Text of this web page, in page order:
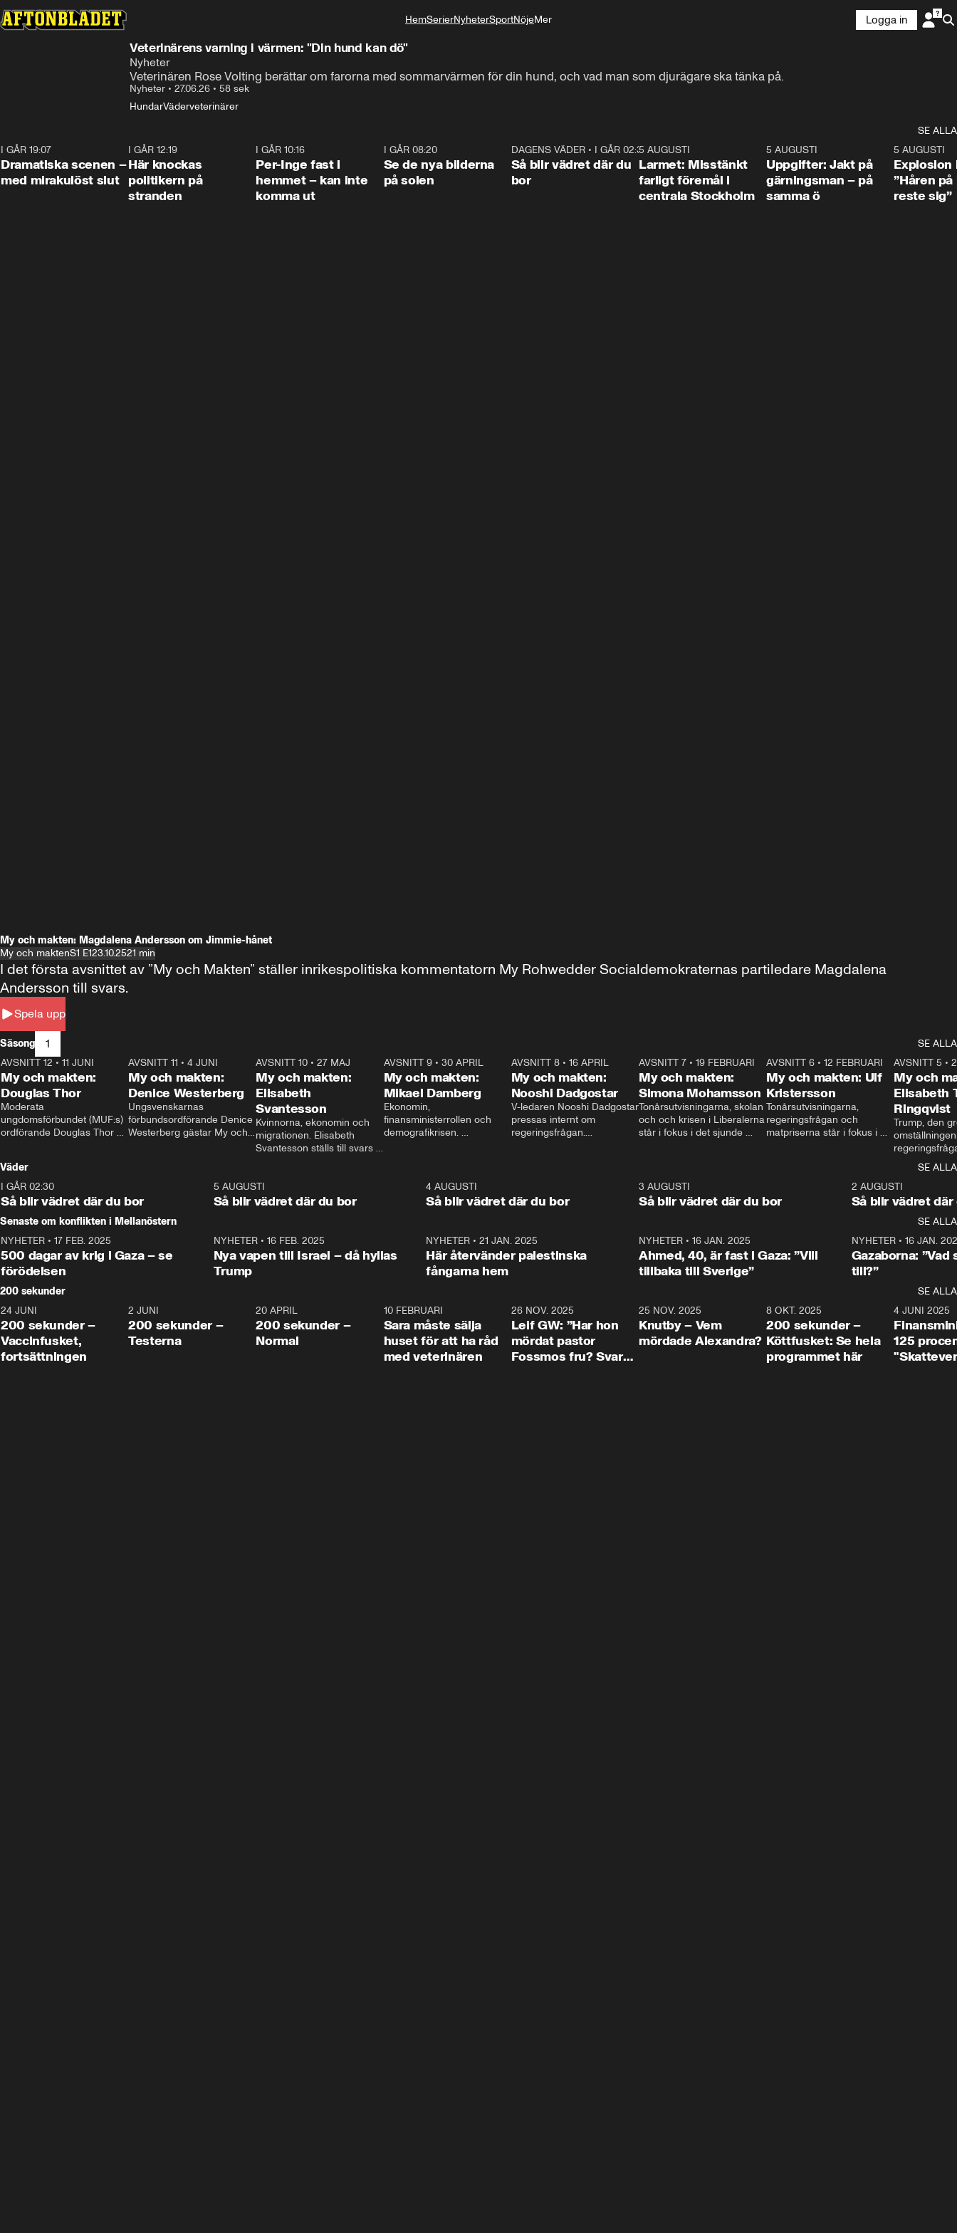
HemSerierNyheterSportNöjeMer
Logga in
Veterinärens varning i värmen: "Din hund kan dö"
Nyheter
Veterinären Rose Volting berättar om farorna med sommarvärmen för din hund, och vad man som djurägare ska tänka på.
Nyheter • 27.06.26 • 58 sek
HundarVäderveterinärer
SE ALLA
I GÅR 19:07
Dramatiska scenen –
med mirakulöst slut
I GÅR 12:19
Här knockas
politikern på
stranden
I GÅR 10:16
Per-Inge fast i
hemmet – kan inte
komma ut
I GÅR 08:20
Se de nya bilderna
på solen
1:06
DAGENS VÄDER• I GÅR 02:30
Så blir vädret där du
bor
0:35
5 AUGUSTI
Larmet: Misstänkt
farligt föremål i
centrala Stockholm
0:33
5 AUGUSTI
Uppgifter: Jakt på
gärningsman – på
samma ö
5 AUGUSTI
Explosion
”Håren
reste sig”
My och makten: Magdalena Andersson om Jimmie-hånet
My och maktenS1 E123.10.2521 min
Spela upp
I det första avsnittet av ”My och Makten” ställer inrikespolitiska kommentatorn My Rohwedder Socialdemokraternas partiledare Magdalena
Andersson till svars.
Säsong 1
SE ALLA
26:27
AVSNITT 12 • 11 JUNI
My och makten:
Douglas Thor
Moderata
ungdomsförbundet (MUF:s)
ordförande Douglas Thor
tonårsutvisningarna och hur
Moderaterna ska locka
väljare till valet i höst.
23:40
AVSNITT 11 •4 JUNI
My och makten:
Denice Westerberg
Ungsvenskarnas
förbundsordförande Denice
Westerberg gästar My och
AVSNITT 10 •27 MAJ
My och makten:
Elisabeth
Svantesson
Kvinnorna, ekonomin och
migrationen. Elisabeth
Svantesson ställs till svars
AVSNITT 9• 30 APRIL
My och makten:
Mikael Damberg
Ekonomin,
finansministerrollen och
demografikrisen.
och Makten.
AVSNITT 8• 16 APRIL
My och makten:
Nooshi Dadgostar
V-ledaren Nooshi Dadgostar
pressas internt om
regeringsfrågan.
– Vi ställer upp i val. Ska vi
vara med så sitter vi förstås
24:30
AVSNITT 7• 19 FEBRUARI
My och makten:
Simona Mohamsson
Tonårsutvisningarna, skolan
och och krisen i Liberalerna
står i fokus i det sjunde
kommentator My
Rohwedder ställer
utbildnings- och
Mohamsson till svars.
27:30
AVSNITT 6 •12 FEBRUARI
My och makten: Ulf
Kristersson
Tonårsutvisningarna,
regeringsfrågan och
matpriserna står i fokus i
Rohwedder ställer
statsminister Ulf Kristersson
AVSNITT 5 •
My och
Elisabeth
Ringqvist
Trump, den
centrum i
avsnittet av
Makten”. Se
Aftonbladets
Rohwedder
Thand Ring
Väder
SE ALLA
I GÅR 02:30
Så blir vädret där du bor
1:06
5 AUGUSTI
Så blir vädret där du bor
4 AUGUSTI
Så blir vädret där du bor
3 AUGUSTI
Så blir vädret där du bor
2 AUGUSTI
Så blir vädret där
Senaste om konflikten i Mellanöstern
SE ALLA
NYHETER • 17 FEB. 2025
500 dagar av krig i Gaza – se
förödelsen
NYHETER• 16 FEB. 2025
Nya vapen till Israel – då hyllas
Trump
NYHETER •21 JAN. 2025
Här återvänder palestinska
fångarna hem
NYHETER• 16 JAN. 2025
Ahmed, 40, är fast i Gaza: ”Vill
tillbaka till Sverige”
NYHETER• 16 JAN.
Gazaborna:
till?”
200 sekunder
SE ALLA
5:00
24 JUNI
200 sekunder –
Vaccinfusket,
fortsättningen
4:23
2 JUNI
200 sekunder –
Testerna
20 APRIL
200 sekunder –
Normal
10 FEBRUARI
Sara måste sälja
huset för att ha råd
med veterinären
26 NOV. 2025
Leif GW: ”Har hon
mördat pastor
Fossmos fru? Svar
31:05
25 NOV. 2025
Knutby – Vem
mördade Alexandra?
4:29
8 OKT. 2025
200 sekunder –
Köttfusket: Se hela
programmet här
4 JUNI 2025
125